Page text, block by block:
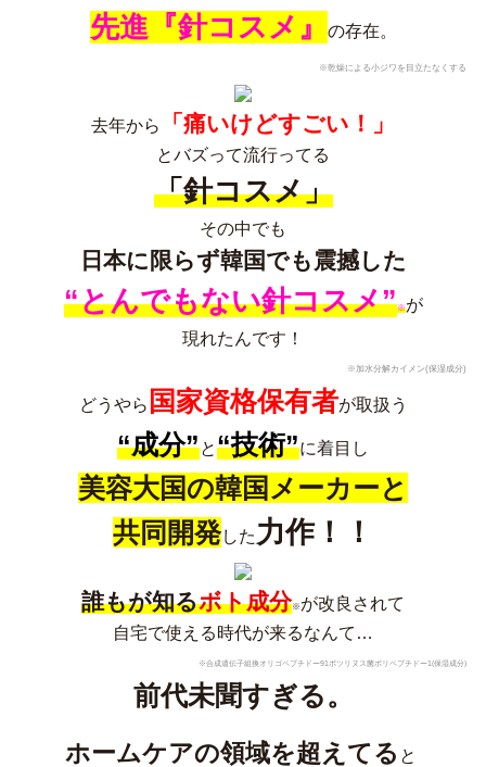
先進『針コスメ』 の存在。
※乾燥による小ジワを目立たなくする
去年から 「痛いけどすごい！」
とバズって流行ってる
「針コスメ」
その中でも
日本に限らず韓国でも震撼した
“とんでもない針コスメ”※が
現れたんです！
※加水分解カイメン(保湿成分)
どうやら 国家資格保有者が取扱う
“成分”と“技術”に着目し
美容大国の韓国メーカーと
共同開発した 力作！！
誰もが知るボト成分※ が改良されて
自宅で使える時代が来るなんて…
※合成遺伝子組換オリゴペプチドー91ボツリヌス菌ポリペプチドー1(保湿成分)
前代未聞すぎる。
ホームケアの領域を超えてる と